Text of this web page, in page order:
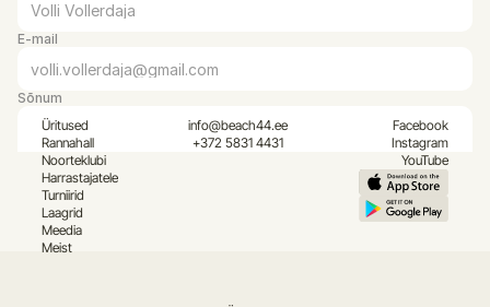
E-mail
Sõnum
Üritused
Rannahall
Noorteklubi
Harrastajatele
Turniirid
Laagrid
Meedia
Meist
info@beach44.ee
+372 5831 4431
Facebook
Instagram
YouTube